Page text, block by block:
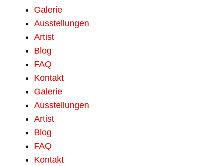
Galerie
Ausstellungen
Artist
Blog
FAQ
Kontakt
Galerie
Ausstellungen
Artist
Blog
FAQ
Kontakt